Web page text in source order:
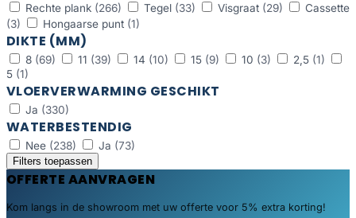
Rechte plank (266) Tegel (33) Visgraat (29)
Cassette
(3)
Hongaarse punt (1)
DIKTE (MM)
8 (69) 11 (39) 14 (10) 15 (9) 10 (3) 2,5 (1)
5 (1)
VLOERVERWARMING GESCHIKT
Ja (330)
WATERBESTENDIG
Nee (238) Ja (73)
Filters toepassen
OFFERTE AANVRAGEN
Kom langs in de showroom met uw offerte voor 5% extra korting!